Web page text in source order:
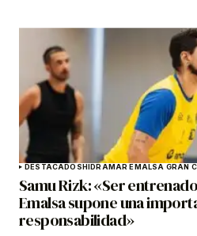
DESTACADOSHIDRAMAR EMALSA GRAN
Samu Rizk: «Ser
Emalsa supone una
responsabilidad»